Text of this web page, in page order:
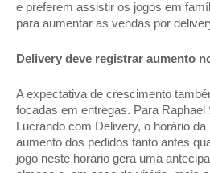
e preferem assistir os jogos em
para aumentar as vendas por
Delivery deve registrar aumento
A expectativa de crescimento
focadas em entregas. Para
Lucrando com Delivery, o horário
aumento dos pedidos tanto antes
jogo neste horário gera uma